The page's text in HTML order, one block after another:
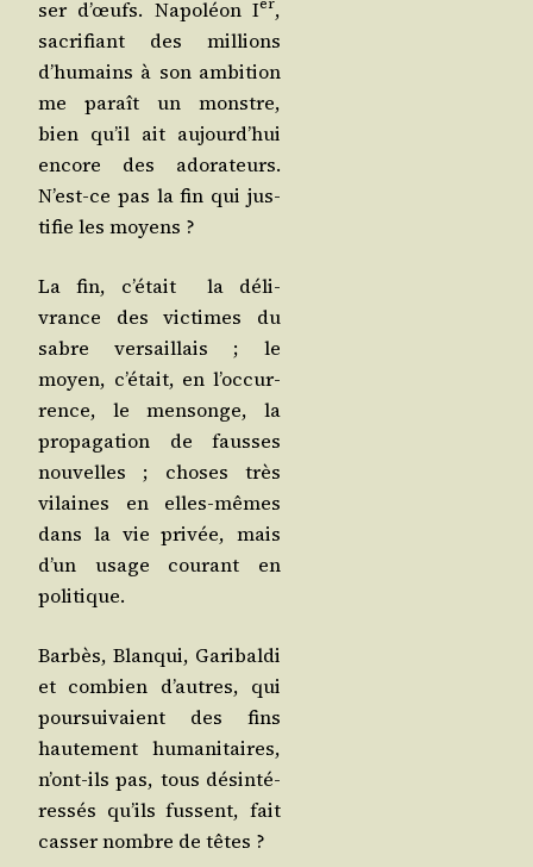
ser d’œufs. Napo­léon I
,
sacri­fiant des mil­lions
d’hu­mains à son ambi­tion
me paraît un monstre,
bien qu’il ait aujourd’hui
encore des ado­ra­teurs.
N’est-ce pas la fin qui jus­
ti­fie les moyens ?
La fin, c’é­tait la déli­
vrance des vic­times du
sabre ver­saillais ; le
moyen, c’était, en l’oc­cur­
rence, le men­songe, la
pro­pa­ga­tion de fausses
nou­velles ; choses très
vilaines en elles-mêmes
dans la vie pri­vée, mais
d’un usage cou­rant en
politique.
Bar­bès, Blan­qui, Gari­bal­di
et com­bien d’autres, qui
pour­sui­vaient des fins
hau­te­ment huma­ni­taires,
n’ont-ils pas, tous dés­in­té­
res­sés qu’ils fussent, fait
cas­ser nombre de têtes ?